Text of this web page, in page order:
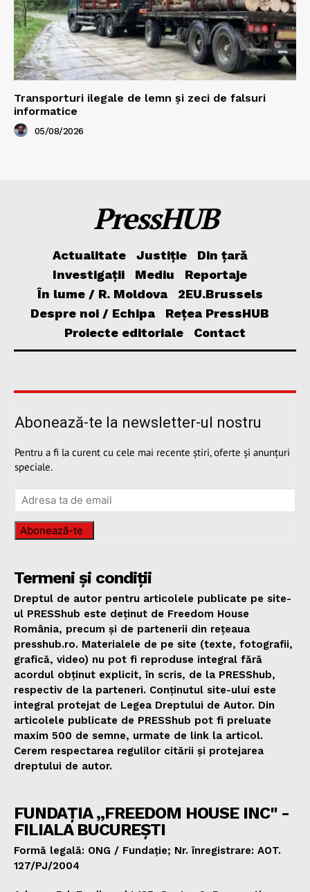
Transporturi ilegale de lemn și zeci de falsuri
informatice
05/08/2026
PressHUB
Actualitate Justiție
Din țară
Investigații
Mediu
Reportaje
În lume / R. Moldova
2EU.Brussels
Despre noi / Echipa
Rețea PressHUB
Proiecte editoriale
Contact
Abonează-te la newsletter-ul nostru
Pentru a fi la curent cu cele mai recente știri, oferte și anunțuri
speciale.
Abonează-te
Termeni și condiții
Dreptul de autor pentru articolele publicate pe site-
ul PRESShub este deținut de Freedom House
România, precum și de partenerii din rețeaua
presshub.ro. Materialele de pe site (texte, fotografii,
grafică, video) nu pot fi reproduse integral fără
acordul obținut explicit, în scris, de la PRESShub,
respectiv de la parteneri. Conținutul site-ului este
integral protejat de Legea Dreptului de Autor. Din
articolele publicate de PRESShub pot fi preluate
maxim 500 de semne, urmate de link la articol.
Cerem respectarea regulilor citării și protejarea
dreptului de autor.
FUNDAȚIA „FREEDOM HOUSE INC" -
FILIALA BUCUREȘTI
Formă legală: ONG / Fundație; Nr. înregistrare: AOT.
127/PJ/2004